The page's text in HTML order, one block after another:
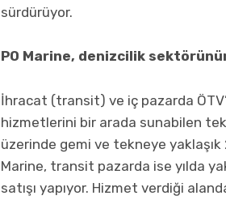
sürdürüyor.
PO Marine, denizcilik
İhracat (transit) ve iç pazarda
hizmetlerini bir arada sunabilen
üzerinde gemi ve tekneye
Marine, transit pazarda ise yılda
satışı yapıyor. Hizmet verdiği